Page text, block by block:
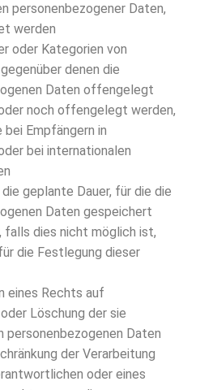
personenbezogener Daten,
werden
oder Kategorien von
denen die
Daten offengelegt
noch offengelegt werden,
bei Empfängern in
bei internationalen
geplante Dauer, für die die
Daten gespeichert
falls dies nicht möglich ist,
die Festlegung dieser
eines Rechts auf
Löschung der sie
personenbezogenen Daten
der Verarbeitung
oder eines